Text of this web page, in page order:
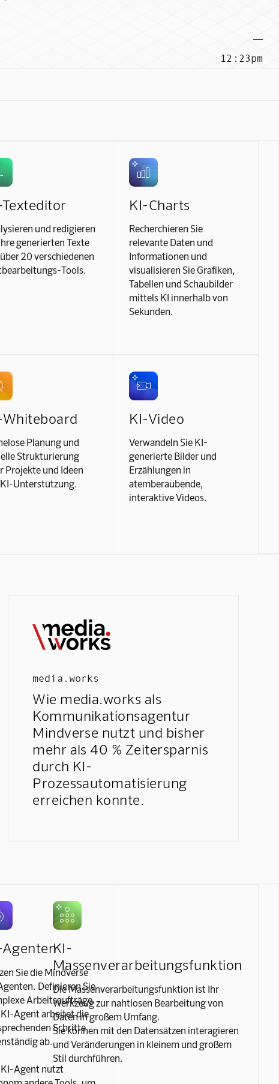
12:23pm
und redigieren
generierten Texte
20 verschiedenen
Tools.
KI-Charts
Recherchieren Sie
relevante Daten und
Informationen und
visualisieren Sie Grafiken,
Tabellen und Schaubilder
mittels KI innerhalb von
Sekunden.
Whiteboard
Planung und
Strukturierung
Projekte und Ideen
Unterstützung.
KI-Video
Verwandeln Sie KI-
generierte Bilder und
Erzählungen in
atemberaubende,
interaktive Videos.
media.works
Wie media.works als
Kommunikationsagentur
Mindverse nutzt und bisher
mehr als 40 % Zeitersparnis
durch KI-
Prozessautomatisierung
erreichen konnte.
Sie die Mindverse
Definieren Sie
Arbeitsaufträge.
KI-Agent arbeitet die
Schritte
ab.
KI-Agent nutzt
KI-
Massenverarbeitungsfunktion
Die Massenverarbeitungsfunktion ist Ihr
Werkzeug zur nahtlosen Bearbeitung von
Daten in großem Umfang.
Sie können mit den Datensätzen interagieren
und Veränderungen in kleinem und großem
Stil durchführen.